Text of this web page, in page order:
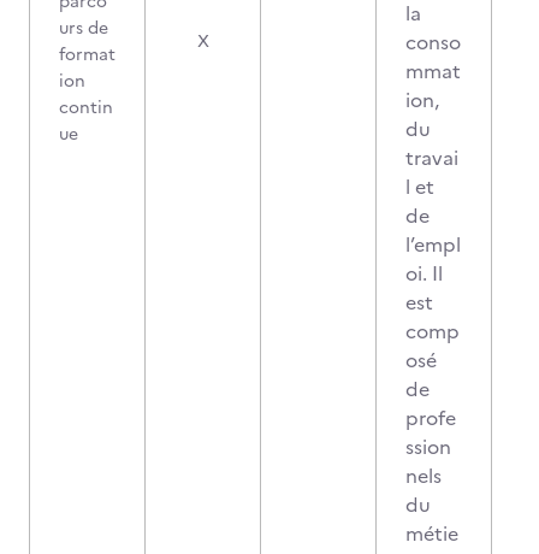
urs de
format
ion
contin
ue
X
la
conso
mmat
ion,
du
travai
l et
de
l’empl
oi. Il
est
comp
osé
de
profe
ssion
nels
du
métie